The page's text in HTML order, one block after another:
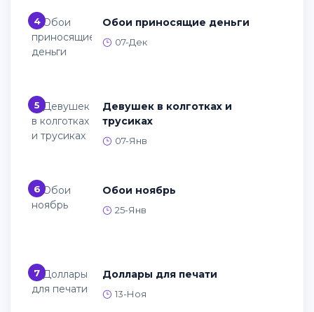
4 Обои приносящие деньги
07-Дек
5
Девушек в колготках и
трусиках
07-Янв
6 Обои ноябрь
25-Янв
7 Доллары для печати
13-Ноя